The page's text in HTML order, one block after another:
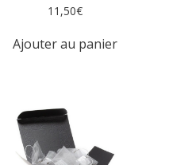
11,50€
Ajouter au panier